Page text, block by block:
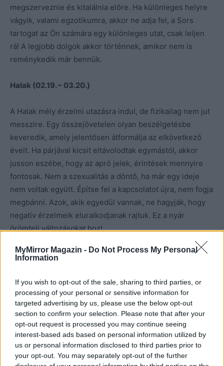
MyMirror Magazin - Do Not Process My Personal
Information
If you wish to opt-out of the sale, sharing to third parties, or
processing of your personal or sensitive information for
targeted advertising by us, please use the below opt-out
section to confirm your selection. Please note that after your
opt-out request is processed you may continue seeing
interest-based ads based on personal information utilized by
us or personal information disclosed to third parties prior to
your opt-out. You may separately opt-out of the further
megszerveznie és kitalálnia előre. Ha különleges helyre
vágyik, valami egzotikumra, akkor ne adja fel, a Sors
tartogat az Ön számára egy különleges utat, csak leljen
rá! A legjobb dolgok akkor történnek, amikor nem is
reménykedik már bennük.
Halak (02.19. – 03.20.)
A Halak mély érzelmi utazásra indul, de fizikailag nem jut
messzire. Egy összejövetelen olyan beszélgetésbe
keveredik, amely jelentősen átformálja az elkövetkező
éveit. Ha párjával kicsit eltávolodtak egymástól, akkor
jusson eszébe, hogy az apró jelek, érintések mennyire
fontosak. Nem a szexualitás a döntő, ha már egy ideje
nem voltak együtt. Építse fel a kapcsolatot újra, nem fogja
megbánni. Azok, akik egyedül vannak, ne hagyják, hogy
negatív érzelmeik eluralkodjanak rajtuk. Ez a nyár
örömteli változásokat hoz!
Kép forrása: Pinterest